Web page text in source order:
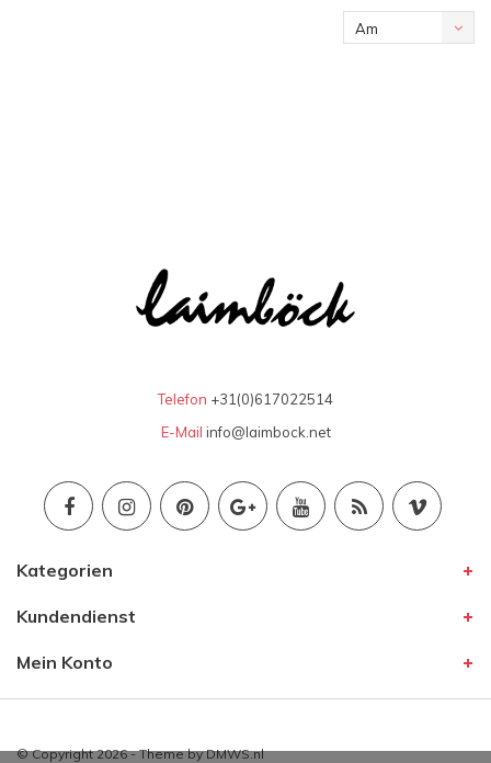
Am
Telefon +31(0)617022514
E-Mail info@laimbock.net
Kategorien
Kundendienst
Mein Konto
© Copyright 2026 - Theme byDMWS.nl